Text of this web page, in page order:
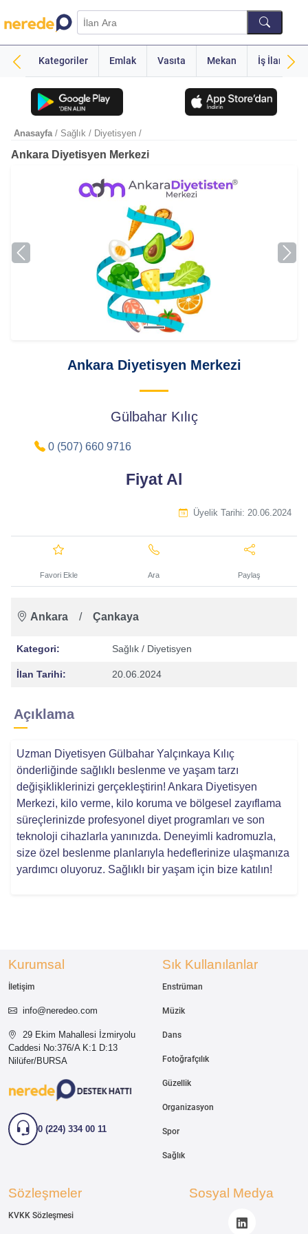
Kategoriler Emlak Vasıta Mekan İş İlanı
Anasayfa / Sağlık / Diyetisyen /
Ankara Diyetisyen Merkezi
Ankara Diyetisyen Merkezi
Gülbahar Kılıç
0 (507) 660 9716
Fiyat Al
Üyelik Tarihi: 20.06.2024
Favori Ekle Ara Paylaş
Ankara / Çankaya
Kategori: Sağlık / Diyetisyen
İlan Tarihi: 20.06.2024
Açıklama
Uzman Diyetisyen Gülbahar Yalçınkaya Kılıç
önderliğinde sağlıklı beslenme ve yaşam tarzı
değişikliklerinizi gerçekleştirin! Ankara Diyetisyen
Merkezi, kilo verme, kilo koruma ve bölgesel zayıflama
süreçlerinizde profesyonel diyet programları ve son
teknoloji cihazlarla yanınızda. Deneyimli kadromuzla,
size özel beslenme planlarıyla hedeflerinize ulaşmanıza
yardımcı oluyoruz. Sağlıklı bir yaşam için bize katılın!
Kurumsal
İletişim
info@neredeo.com
29 Ekim Mahallesi İzmiryolu
Caddesi No:376/A K:1 D:13
Nilüfer/BURSA
0 (224) 334 00 11
Sık Kullanılanlar
Enstrüman
Müzik
Dans
Fotoğrafçılık
Güzellik
Organizasyon
Spor
Sağlık
Sözleşmeler
KVKK Sözleşmesi
Sosyal Medya